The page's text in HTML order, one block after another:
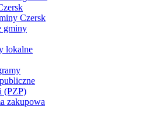
Czersk
gminy
lokalne
(PZP)
zakupowa